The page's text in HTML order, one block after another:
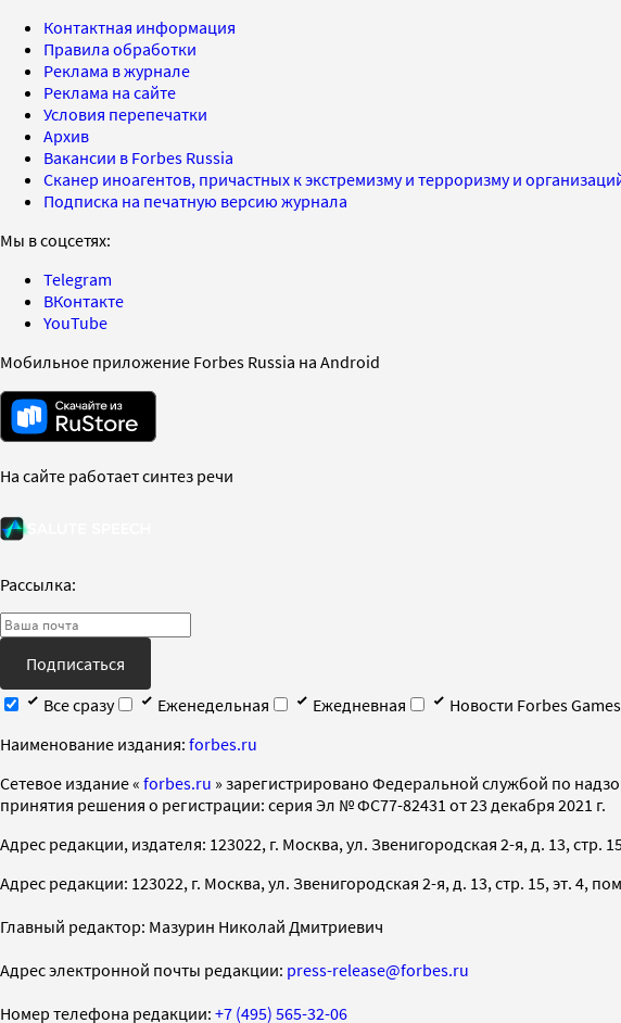
Контактная информация
Правила обработки
Реклама в журнале
Реклама на сайте
Условия перепечатки
Архив
Вакансии в Forbes Russia
Сканер иноагентов, причастных к экстремизму и терроризму и
Подписка на печатную версию журнала
Мы в соцсетях:
Telegram
ВКонтакте
YouTube
Мобильное приложение Forbes Russia на Android
На сайте работает синтез речи
Рассылка:
Подписаться
Все сразу
Еженедельная Ежедневная
Новости Forbes Games
Наименование издания: forbes.ru
Cетевое издание « forbes.ru » зарегистрировано Федеральной службой по
принятия решения о регистрации: серия Эл № ФС77-82431 от 23 декабря 2021 г.
Адрес редакции, издателя: 123022, г. Москва, ул. Звенигородская 2-я, д. 13, стр.
Адрес редакции: 123022, г. Москва, ул. Звенигородская 2-я, д. 13, стр. 15, эт. 4,
Главный редактор: Мазурин Николай Дмитриевич
Адрес электронной почты редакции: press-release@forbes.ru
Номер телефона редакции: +7 (495) 565-32-06